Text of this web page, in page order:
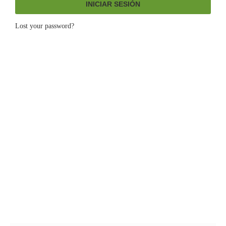
INICIAR SESIÓN
Lost your password?